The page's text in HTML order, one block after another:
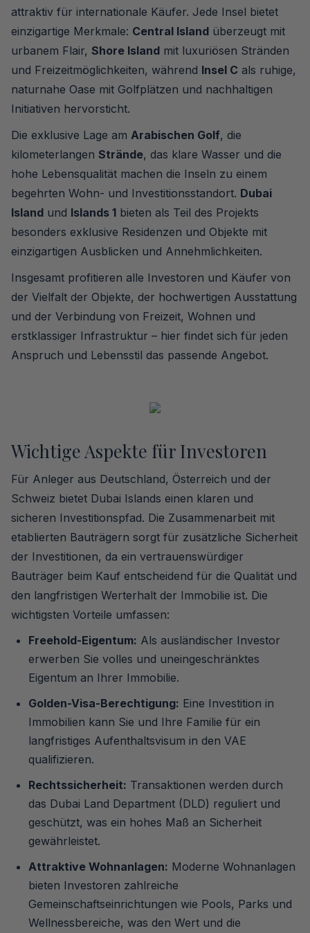
attraktiv für internationale Käufer. Jede Insel bietet
einzigartige Merkmale: Central Island überzeugt mit
urbanem Flair, Shore Island mit luxuriösen Stränden
und Freizeitmöglichkeiten, während Insel C als ruhige,
naturnahe Oase mit Golfplätzen und nachhaltigen
Initiativen hervorsticht.
Die exklusive Lage am Arabischen Golf, die
kilometerlangen Strände, das klare Wasser und die
hohe Lebensqualität machen die Inseln zu einem
begehrten Wohn- und Investitionsstandort. Dubai
Island und Islands 1 bieten als Teil des Projekts
besonders exklusive Residenzen und Objekte mit
einzigartigen Ausblicken und Annehmlichkeiten.
Insgesamt profitieren alle Investoren und Käufer von
der Vielfalt der Objekte, der hochwertigen Ausstattung
und der Verbindung von Freizeit, Wohnen und
erstklassiger Infrastruktur – hier findet sich für jeden
Anspruch und Lebensstil das passende Angebot.
Wichtige Aspekte für Investoren
Für Anleger aus Deutschland, Österreich und der
Schweiz bietet Dubai Islands einen klaren und
sicheren Investitionspfad. Die Zusammenarbeit mit
etablierten Bauträgern sorgt für zusätzliche Sicherheit
der Investitionen, da ein vertrauenswürdiger
Bauträger beim Kauf entscheidend für die Qualität und
den langfristigen Werterhalt der Immobilie ist. Die
wichtigsten Vorteile umfassen:
Freehold-Eigentum: Als ausländischer Investor
erwerben Sie volles und uneingeschränktes
Eigentum an Ihrer Immobilie.
Golden-Visa-Berechtigung: Eine Investition in
Immobilien kann Sie und Ihre Familie für ein
langfristiges Aufenthaltsvisum in den VAE
qualifizieren.
Rechtssicherheit: Transaktionen werden durch
das Dubai Land Department (DLD) reguliert und
geschützt, was ein hohes Maß an Sicherheit
gewährleistet.
Attraktive Wohnanlagen: Moderne Wohnanlagen
bieten Investoren zahlreiche
Gemeinschaftseinrichtungen wie Pools, Parks und
Wellnessbereiche, was den Wert und die